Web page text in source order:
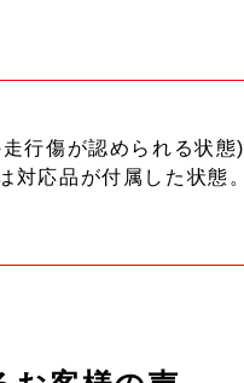
行傷が認められる状態)
対応品が付属した状態。